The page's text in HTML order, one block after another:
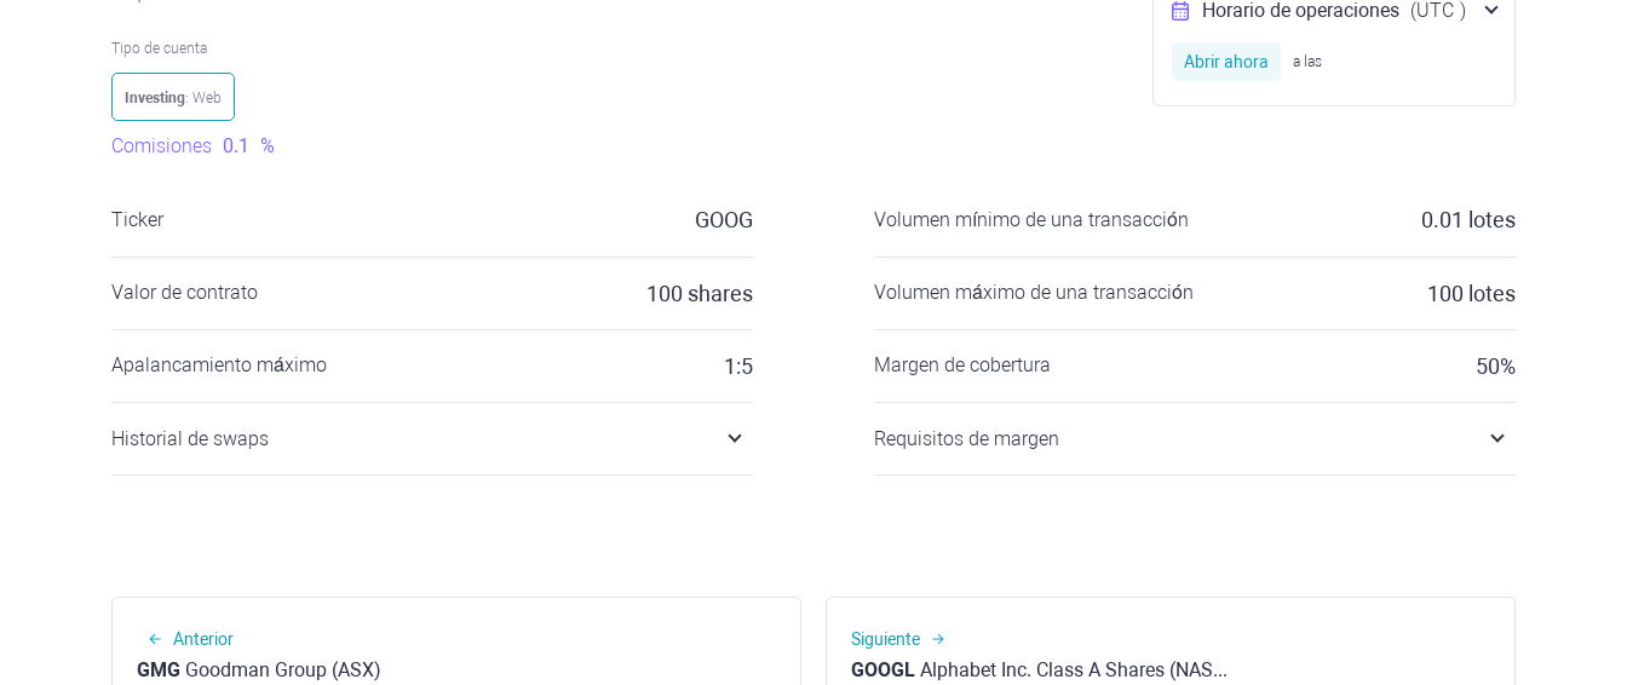
Tipo de cuenta
Investing: Web
Comisiones 0.1 %
Horario de operaciones (UTC )
Abrir ahora a las
Ticker GOOG
Valor de contrato 100 shares
Apalancamiento máximo 1:5
Historial de swaps
Volumen mínimo de una transacción 0.01 lotes
Volumen máximo de una transacción 100 lotes
Margen de cobertura 50%
Requisitos de margen
Anterior
GMG Goodman Group (ASX)
Siguiente
GOOGL Alphabet Inc. Class A Shares (NASDAQ)